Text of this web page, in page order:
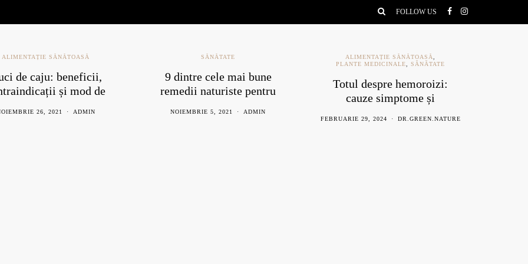
FOLLOW US
ALIMENTAȚIE SĂNĂTOASĂ
de caju: beneficii,
și mod de
26, 2021 ADMIN
SĂNĂTATE
9 dintre cele mai bune
remedii naturiste pentru
NOIEMBRIE 5, 2021 ADMIN
ALIMENTAȚIE SĂNĂTOASĂ
PLANTE MEDICINALE
,SĂNĂTATE
Totul despre hemoroizi:
cauze simptome și
FEBRUARIE 29, 2024 DR.GREEN.NATURE